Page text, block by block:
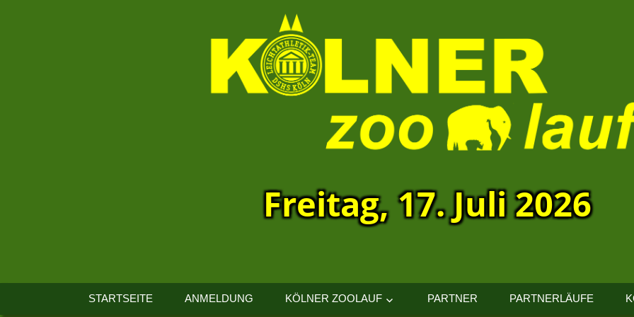
Kölner
Freitag, 17. Juli 2026
STARTSEITE ANMELDUNG KÖLNER ZOOLAUF PARTNER PARTNERLÄUFE